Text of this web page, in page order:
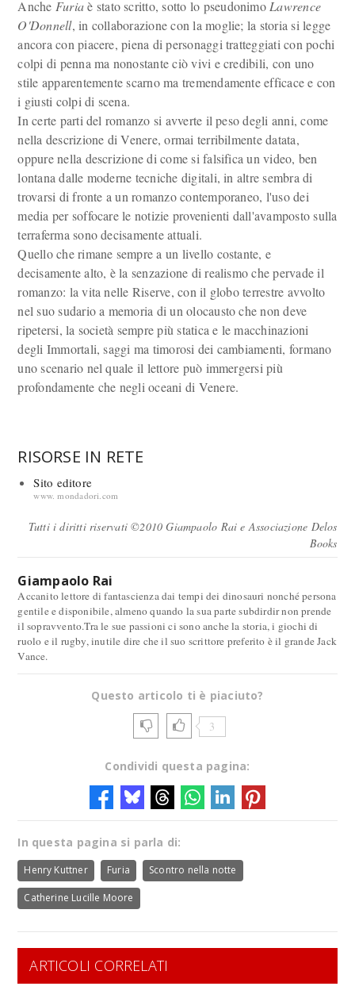
Anche Furiaè stato scritto, sotto lo pseudonimo Lawrence
O'Donnell, in collaborazione con la moglie; la storia si legge
ancora con piacere, piena di personaggi tratteggiati con pochi
colpi di penna ma nonostante ciò vivi e credibili, con uno
stile apparentemente scarno ma tremendamente efficace e con
i giusti colpi di scena.
In certe parti del romanzo si avverte il peso degli anni, come
nella descrizione di Venere, ormai terribilmente datata,
oppure nella descrizione di come si falsifica un video, ben
lontana dalle moderne tecniche digitali, in altre sembra di
trovarsi di fronte a un romanzo contemporaneo, l'uso dei
media per soffocare le notizie provenienti dall'avamposto sulla
terraferma sono decisamente attuali.
Quello che rimane sempre a un livello costante, e
decisamente alto, è la senzazione di realismo che pervade il
romanzo: la vita nelle Riserve, con il globo terrestre avvolto
nel suo sudario a memoria di un olocausto che non deve
ripetersi, la società sempre più statica e le macchinazioni
degli Immortali, saggi ma timorosi dei cambiamenti, formano
uno scenario nel quale il lettore può immergersi più
profondamente che negli oceani di Venere.
RISORSE IN RETE
Sito editore
www. mondadori.com
Tutti i diritti riservati ©2010 Giampaolo Rai e Associazione Delos
Books
Giampaolo Rai
Accanito lettore di fantascienza dai tempi dei dinosauri nonché persona
gentile e disponibile, almeno quando la sua parte subdirdir non prende
il sopravvento.Tra le sue passioni ci sono anche la storia, i giochi di
ruolo e il rugby, inutile dire che il suo scrittore preferito è il grande Jack
Vance.
Questo articolo ti è piaciuto?
3
Condividi questa pagina:
In questa pagina si parla di:
Henry Kuttner Furia Scontro nella notte
Catherine Lucille Moore
ARTICOLI CORRELATI